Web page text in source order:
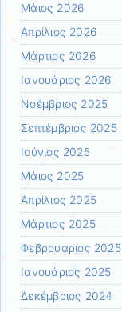
Μάιος 2026
Απρίλιος 2026
Μάρτιος 2026
Ιανουάριος 2026
Νοέμβριος 2025
Σεπτέμβριος 2025
Ιούνιος 2025
Μάιος 2025
Απρίλιος 2025
Μάρτιος 2025
Φεβρουάριος 2025
Ιανουάριος 2025
Δεκέμβριος 2024